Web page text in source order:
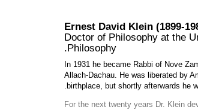
Ernest David Klein (1899-
Doctor of Philosophy at the
Philosophy.
In 1931 he became Rabbi of Nove
Allach-Dachau. He was liberated by
birthplace, but shortly afterwards he
For the next twenty years Dr. Klein